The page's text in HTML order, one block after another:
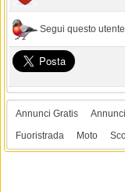
Segui questo utente
Annunci Gratis
Fuoristrada
Moto